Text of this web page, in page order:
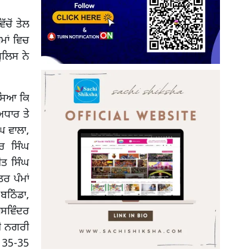
ਤੇਲ
ਵਿਚ
ਨੇ
ਕਿ
ਤੇ
ਸਿੰਘ
ਸਿੰਘ
ਪੰਮਾਂ
ਨਗਰੀ
35